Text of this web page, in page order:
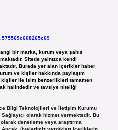
bir marka, kurum veya şahıs
Sitede yalnızca kendi
Burada yer alan içerikler haber
ve kişiler hakkında paylaşım
kişiler ile isim benzerlikleri tamamen
halindedir ve tavsiye niteliği
Bilgi Teknolojileri ve İletişim Kurumu
Sağlayıcı olarak hizmet vermektedir. Bu
denetleme veya araştırma